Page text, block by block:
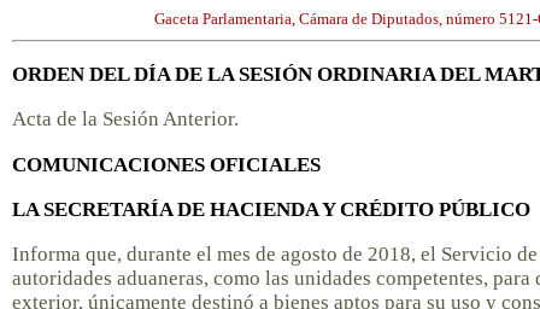
Gaceta Parlamentaria, Cámara de Diputados, número
ORDEN DEL DÍA DE LA SESIÓN ORDINARIA DEL
Acta de la Sesión Anterior.
COMUNICACIONES OFICIALES
LA SECRETARÍA DE HACIENDA Y CRÉDITO PÚBLICO
Informa que, durante el mes de agosto de 2018, el Servicio
autoridades aduaneras, como las unidades competentes,
exterior, únicamente destinó a bienes aptos para su uso y